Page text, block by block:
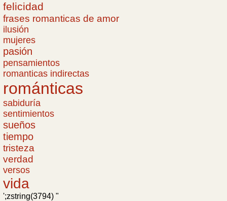
felicidad
frases romanticas de amor
ilusión
mujeres
pasión
pensamientos
romanticas indirectas
románticas
sabiduría
sentimientos
sueños
tiempo
tristeza
verdad
versos
vida
';zstring(3794) "